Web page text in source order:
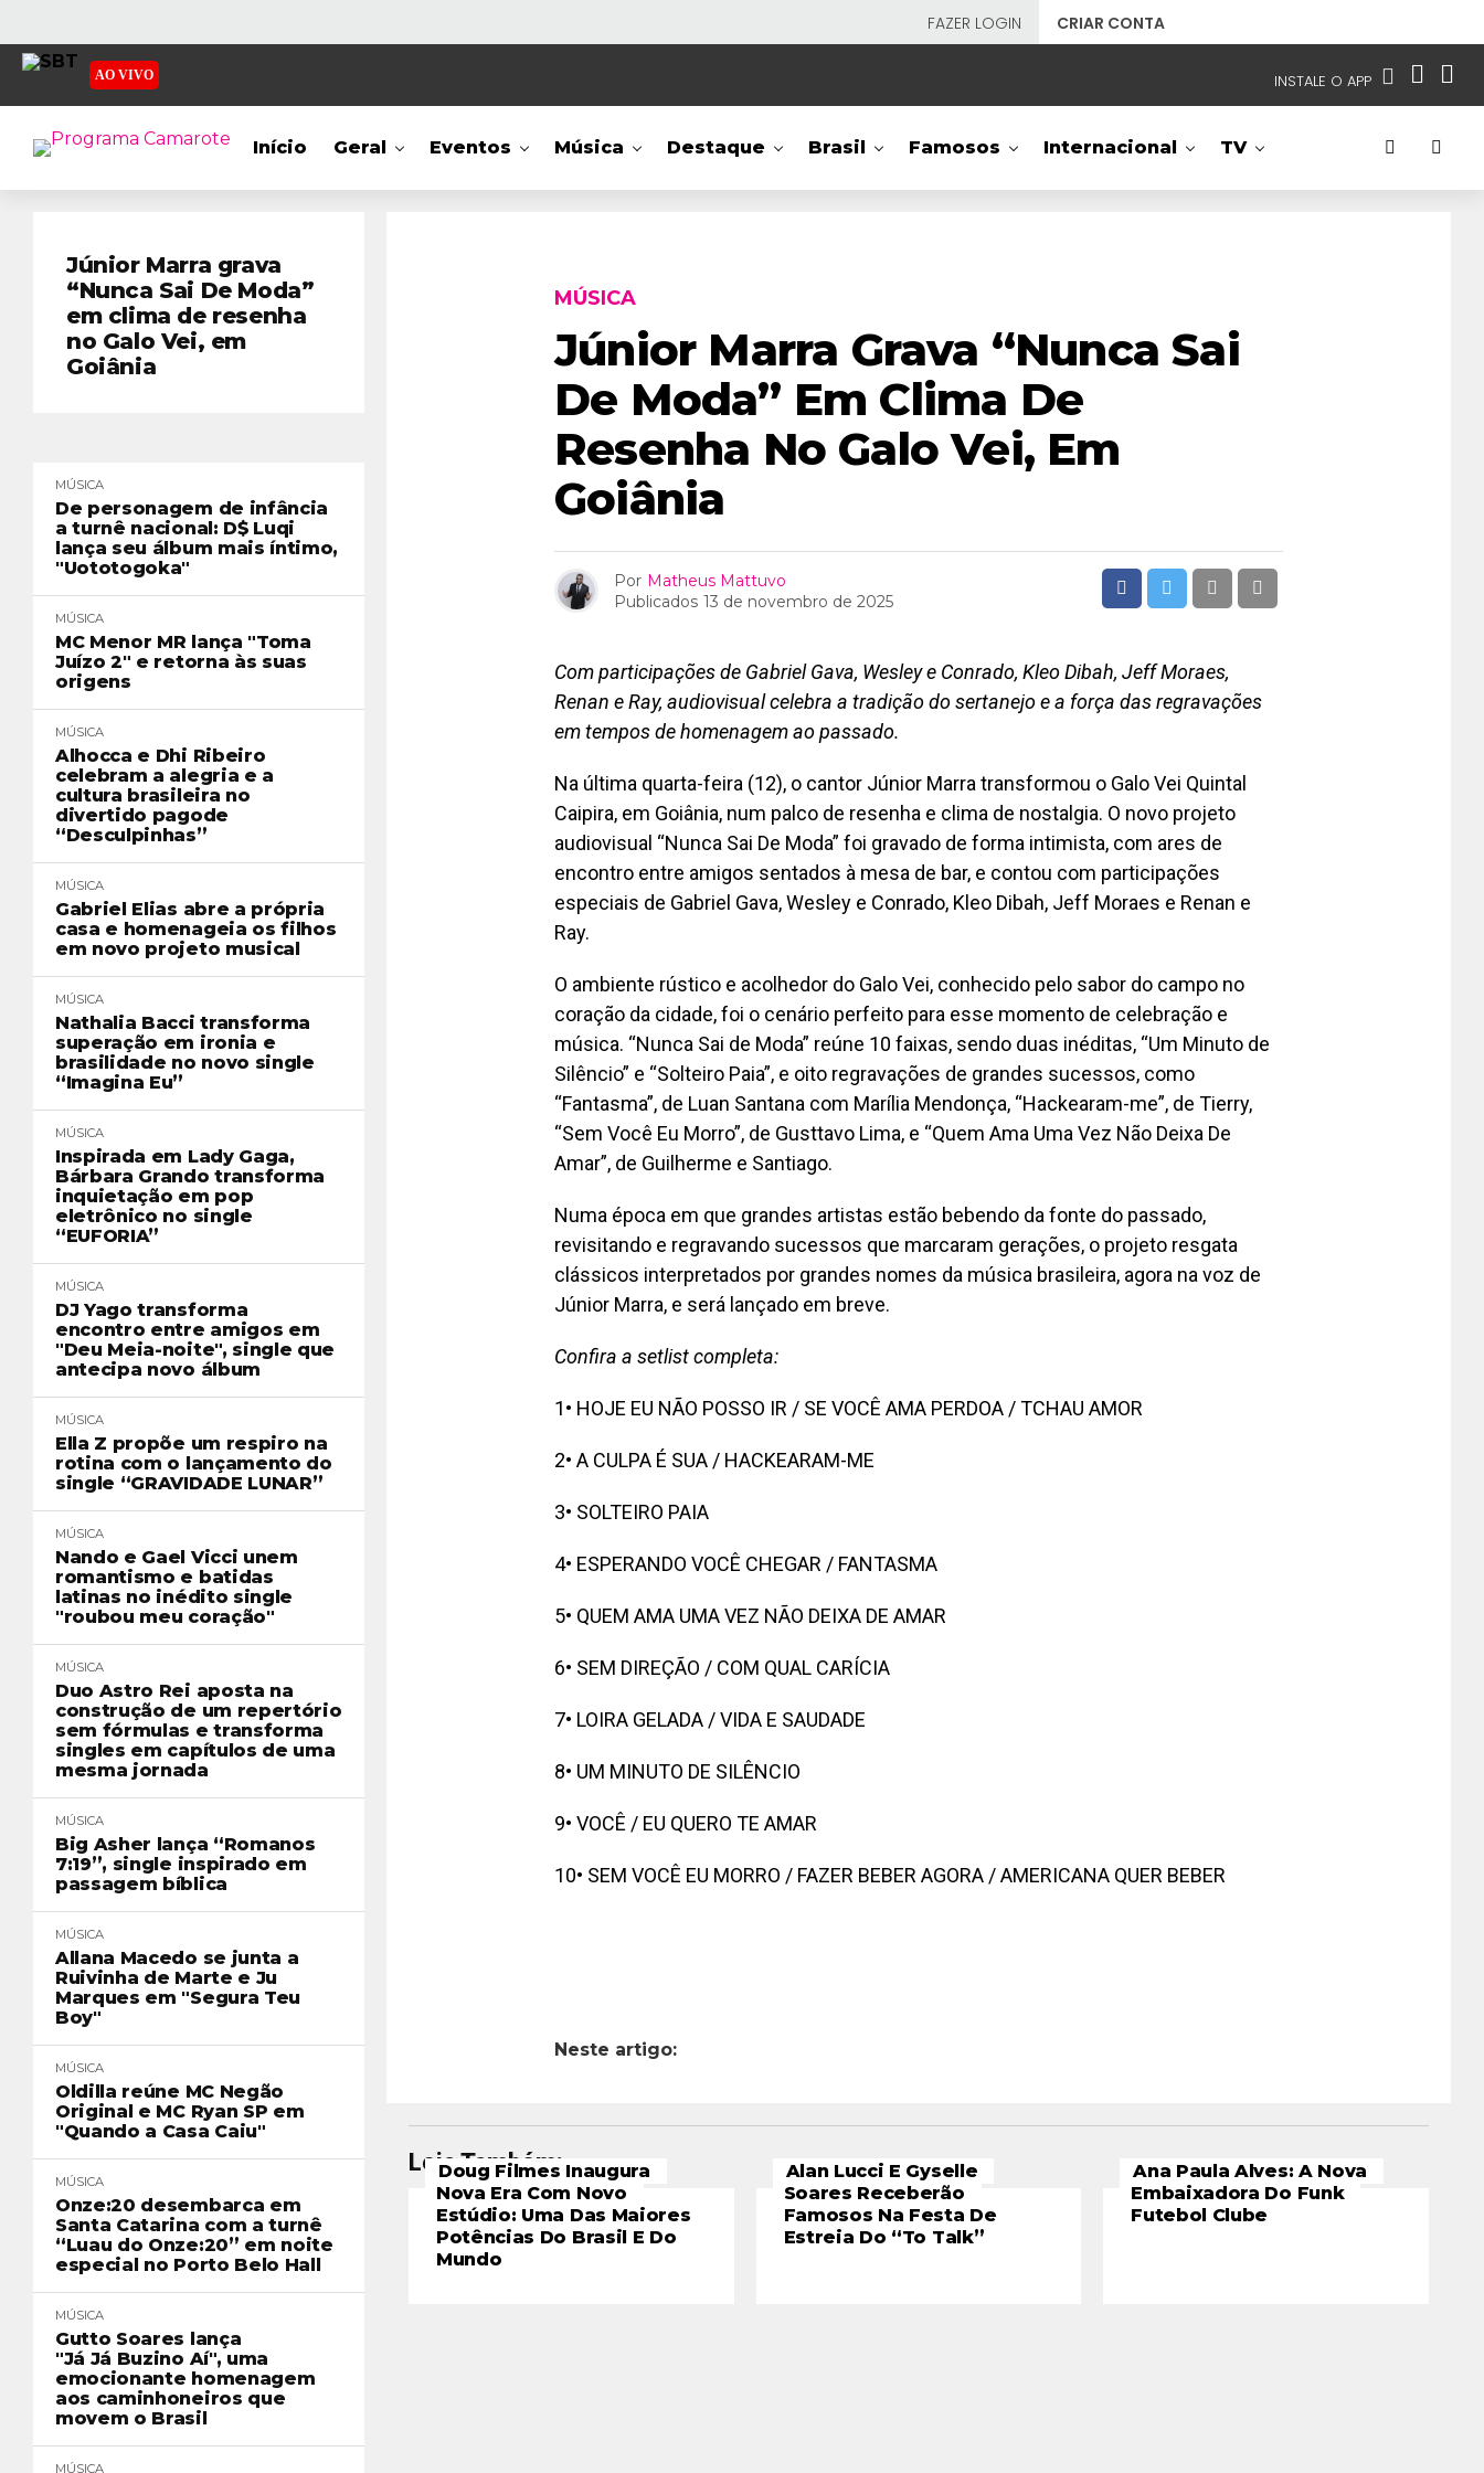
FAZER LOGIN CRIAR CONTA
AO VIVO INSTALE O APP
NOSSAS REDES APP TV SBT
Início Geral Eventos Música Destaque Brasil Famosos Internacional TV
Júnior Marra grava
“Nunca Sai De Moda”
em clima de resenha
no Galo Vei, em
Goiânia
MÚSICA
De personagem de infância
a turnê nacional: D$ Luqi
lança seu álbum mais íntimo,
"Uototogoka"
MÚSICA
MC Menor MR lança "Toma
Juízo 2" e retorna às suas
origens
MÚSICA
Alhocca e Dhi Ribeiro
celebram a alegria e a
cultura brasileira no
divertido pagode
“Desculpinhas”
MÚSICA
Gabriel Elias abre a própria
casa e homenageia os filhos
em novo projeto musical
MÚSICA
Nathalia Bacci transforma
superação em ironia e
brasilidade no novo single
“Imagina Eu”
MÚSICA
Inspirada em Lady Gaga,
Bárbara Grando transforma
inquietação em pop
eletrônico no single
“EUFORIA”
MÚSICA
DJ Yago transforma
encontro entre amigos em
"Deu Meia-noite", single que
antecipa novo álbum
MÚSICA
Ella Z propõe um respiro na
rotina com o lançamento do
single “GRAVIDADE LUNAR”
MÚSICA
Nando e Gael Vicci unem
romantismo e batidas
latinas no inédito single
"roubou meu coração"
MÚSICA
Duo Astro Rei aposta na
construção de um repertório
sem fórmulas e transforma
singles em capítulos de uma
mesma jornada
MÚSICA
Big Asher lança “Romanos
7:19”, single inspirado em
passagem bíblica
MÚSICA
Allana Macedo se junta a
Ruivinha de Marte e Ju
Marques em "Segura Teu
Boy"
MÚSICA
Oldilla reúne MC Negão
Original e MC Ryan SP em
"Quando a Casa Caiu"
MÚSICA
Onze:20 desembarca em
Santa Catarina com a turnê
“Luau do Onze:20” em noite
especial no Porto Belo Hall
MÚSICA
Gutto Soares lança
"Já Já Buzino Aí", uma
emocionante homenagem
aos caminhoneiros que
movem o Brasil
MÚSICA
MÚSICA
Júnior Marra Grava “Nunca Sai
De Moda” Em Clima De
Resenha No Galo Vei, Em
Goiânia
Por Matheus Mattuvo
Publicados 13 de novembro de 2025
Com participações de Gabriel Gava, Wesley e Conrado, Kleo Dibah, Jeff Moraes,
Renan e Ray, audiovisual celebra a tradição do sertanejo e a força das regravações
em tempos de homenagem ao passado.
Na última quarta-feira (12), o cantor Júnior Marra transformou o Galo Vei Quintal
Caipira, em Goiânia, num palco de resenha e clima de nostalgia. O novo projeto
audiovisual “Nunca Sai De Moda” foi gravado de forma intimista, com ares de
encontro entre amigos sentados à mesa de bar, e contou com participações
especiais de Gabriel Gava, Wesley e Conrado, Kleo Dibah, Jeff Moraes e Renan e
Ray.
O ambiente rústico e acolhedor do Galo Vei, conhecido pelo sabor do campo no
coração da cidade, foi o cenário perfeito para esse momento de celebração e
música. “Nunca Sai de Moda” reúne 10 faixas, sendo duas inéditas, “Um Minuto de
Silêncio” e “Solteiro Paia”, e oito regravações de grandes sucessos, como
“Fantasma”, de Luan Santana com Marília Mendonça, “Hackearam-me”, de Tierry,
“Sem Você Eu Morro”, de Gusttavo Lima, e “Quem Ama Uma Vez Não Deixa De
Amar”, de Guilherme e Santiago.
Numa época em que grandes artistas estão bebendo da fonte do passado,
revisitando e regravando sucessos que marcaram gerações, o projeto resgata
clássicos interpretados por grandes nomes da música brasileira, agora na voz de
Júnior Marra, e será lançado em breve.
Confira a setlist completa:
1• HOJE EU NÃO POSSO IR / SE VOCÊ AMA PERDOA / TCHAU AMOR
2• A CULPA É SUA / HACKEARAM-ME
3• SOLTEIRO PAIA
4• ESPERANDO VOCÊ CHEGAR / FANTASMA
5• QUEM AMA UMA VEZ NÃO DEIXA DE AMAR
6• SEM DIREÇÃO / COM QUAL CARÍCIA
7• LOIRA GELADA / VIDA E SAUDADE
8• UM MINUTO DE SILÊNCIO
9• VOCÊ / EU QUERO TE AMAR
10• SEM VOCÊ EU MORRO / FAZER BEBER AGORA / AMERICANA QUER BEBER
Neste artigo:
Leia Também:
Doug Filmes Inaugura
Nova Era Com Novo
Estúdio: Uma Das Maiores
Potências Do Brasil E Do
Mundo
Alan Lucci E Gyselle
Soares Receberão
Famosos Na Festa De
Estreia Do “To Talk”
Ana Paula Alves: A Nova
Embaixadora Do Funk
Futebol Clube